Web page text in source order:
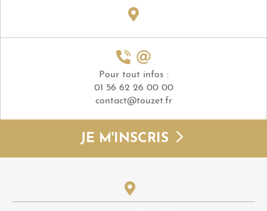
Pour tout infos :
01 56 62 26 00 00
contact@touzet.fr
JE M'INSCRIS